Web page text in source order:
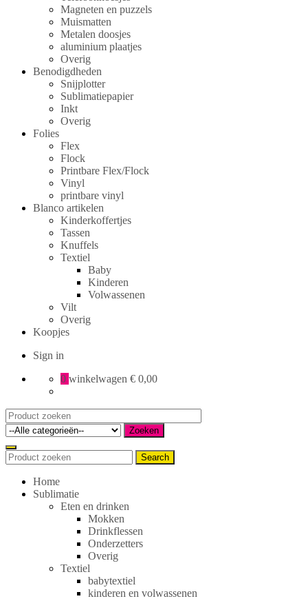
Magneten en puzzels
Muismatten
Metalen doosjes
aluminium plaatjes
Overig
Benodigdheden
Snijplotter
Sublimatiepapier
Inkt
Overig
Folies
Flex
Flock
Printbare Flex/Flock
Vinyl
printbare vinyl
Blanco artikelen
Kinderkoffertjes
Tassen
Knuffels
Textiel
Baby
Kinderen
Volwassenen
Vilt
Overig
Koopjes
Sign in
0 winkelwagen € 0,00
Search
for:
Zoeken
Search
for:
Search
Home
Sublimatie
Eten en drinken
Mokken
Drinkflessen
Onderzetters
Overig
Textiel
babytextiel
kinderen en volwassenen